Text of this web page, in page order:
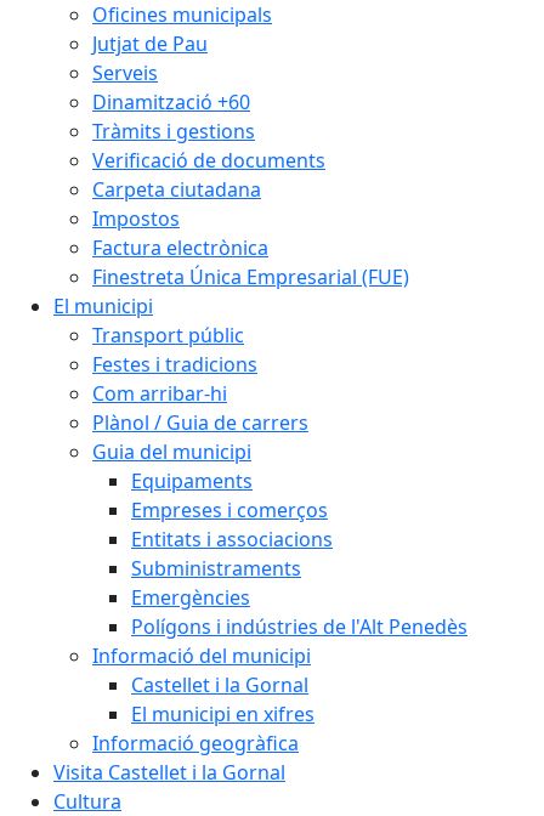
Oficines municipals
Jutjat de Pau
Serveis
Dinamització +60
Tràmits i gestions
Verificació de documents
Carpeta ciutadana
Impostos
Factura electrònica
Finestreta Única Empresarial (FUE)
El municipi
Transport públic
Festes i tradicions
Com arribar-hi
Plànol / Guia de carrers
Guia del municipi
Equipaments
Empreses i comerços
Entitats i associacions
Subministraments
Emergències
Polígons i indústries de l'Alt Penedès
Informació del municipi
Castellet i la Gornal
El municipi en xifres
Informació geogràfica
Visita Castellet i la Gornal
Cultura